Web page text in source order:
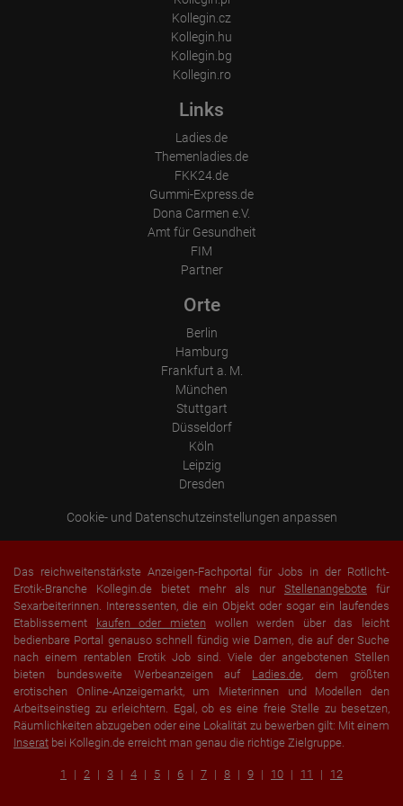
Welche Dateien wurden heruntergeladen?
Welche Videos angeschaut?
Wurden Werbebanner angeklickt?
Wohin ging der Besucher? Klickte er auf weitere Seiten des
Portals oder hat er sie komplett verlassen?
Wie lange blieb der Besucher?
Kollegin.cz
Kollegin.hu
Kollegin.bg
Kollegin.ro
Links
Ladies.de
Themenladies.de
FKK24.de
Gummi-Express.de
Dona Carmen e.V.
Amt für Gesundheit
FIM
Partner
Orte
Berlin
Hamburg
Frankfurt a. M.
München
Stuttgart
Düsseldorf
Köln
Leipzig
Dresden
Cookie- und Datenschutzeinstellungen anpassen
Das reichweitenstärkste Anzeigen-Fachportal für Jobs in der Rotlicht-
Erotik-Branche Kollegin.de bietet mehr als nur Stellenangebote für
Sexarbeiterinnen. Interessenten, die ein Objekt oder sogar ein laufendes
Etablissement kaufen oder mieten wollen werden über das leicht
bedienbare Portal genauso schnell fündig wie Damen, die auf der Suche
nach einem rentablen Erotik Job sind. Viele der angebotenen Stellen
bieten bundesweite Werbeanzeigen auf Ladies.de , dem größten
erotischen Online-Anzeigemarkt, um Mieterinnen und Modellen den
Arbeitseinstieg zu erleichtern. Egal, ob es eine freie Stelle zu besetzen,
Räumlichkeiten abzugeben oder eine Lokalität zu bewerben gilt: Mit einem
Inserat bei Kollegin.de erreicht man genau die richtige Zielgruppe.
1 2 3 4 5 6 7 8 9 10 11 12